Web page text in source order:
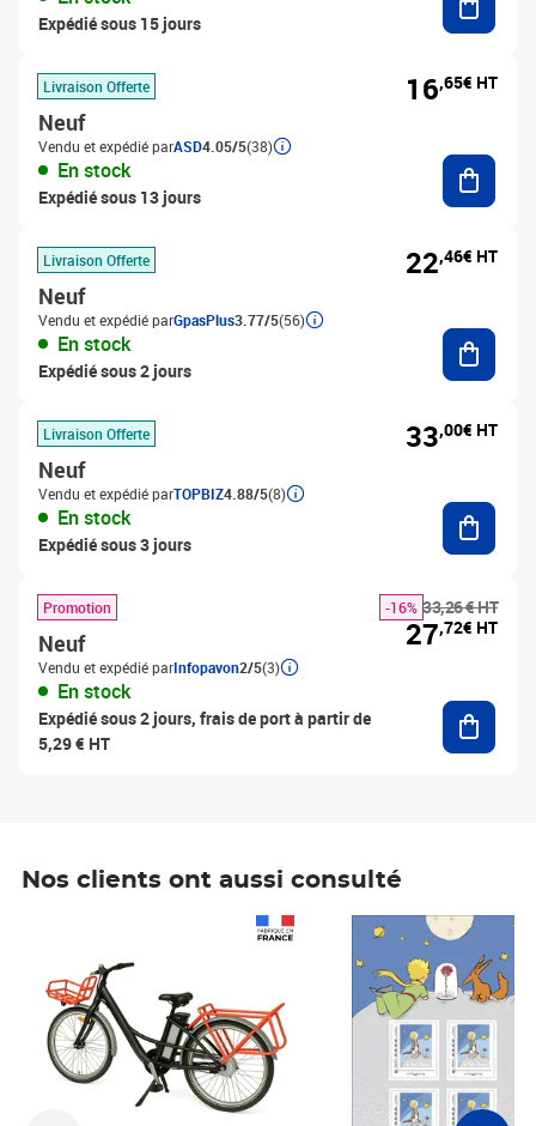
Expédié sous 15 jours
Livraison Offerte
Neuf
Vendu et expédié parASD4.05/5(38)
En stock
Expédié sous 13 jours
16,65€ HT
Livraison Offerte
Neuf
Vendu et expédié parGpasPlus3.77/5(56)
En stock
Expédié sous 2 jours
22,46€ HT
Livraison Offerte
Neuf
Vendu et expédié parTOPBIZ4.88/5(8)
En stock
Expédié sous 3 jours
33,00€ HT
Promotion
Neuf
Vendu et expédié parInfopavon2/5(3)
En stock
Expédié sous 2 jours, frais de port à partir de
5,29 € HT
33,26 € HT
-16%
27,72€ HT
Nos clients ont aussi consulté
Prix 6,25€ HT